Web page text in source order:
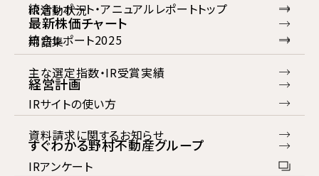
IR活動状況
用語集
主な選定指数・IR受賞実績
IRサイトの使い方
資料請求に関するお知らせ
IRアンケート
統合レポート・アニュアルレポートトップ
統合レポート2025
最新株価チャート
経営計画
すぐわかる野村不動産グループ